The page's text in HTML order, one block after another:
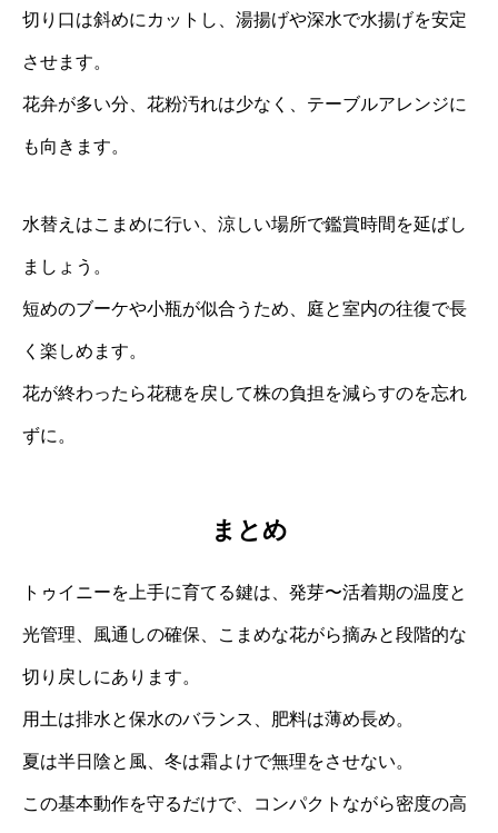
切り口は斜めにカットし、湯揚げや深水で水揚げを安定
させます。
花弁が多い分、花粉汚れは少なく、テーブルアレンジに
も向きます。
水替えはこまめに行い、涼しい場所で鑑賞時間を延ばし
ましょう。
短めのブーケや小瓶が似合うため、庭と室内の往復で長
く楽しめます。
花が終わったら花穂を戻して株の負担を減らすのを忘れ
ずに。
まとめ
トゥイニーを上手に育てる鍵は、発芽〜活着期の温度と
光管理、風通しの確保、こまめな花がら摘みと段階的な
切り戻しにあります。
用土は排水と保水のバランス、肥料は薄め長め。
夏は半日陰と風、冬は霜よけで無理をさせない。
この基本動作を守るだけで、コンパクトながら密度の高